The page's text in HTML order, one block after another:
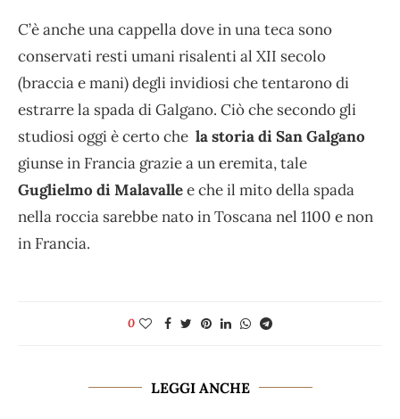
C’è anche una cappella dove in una teca sono
conservati resti umani risalenti al XII secolo
(braccia e mani) degli invidiosi che tentarono di
estrarre la spada di Galgano. Ciò che secondo gli
studiosi oggi è certo che la storia di San Galgano
giunse in Francia grazie a un eremita, tale
Guglielmo di Malavallee che il mito della spada
nella roccia sarebbe nato in Toscana nel 1100 e non
in Francia.
0
LEGGI ANCHE